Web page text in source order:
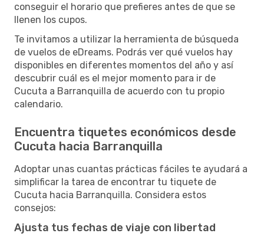
conseguir el horario que prefieres antes de que se
llenen los cupos.
Te invitamos a utilizar la herramienta de búsqueda
de vuelos de eDreams. Podrás ver qué vuelos hay
disponibles en diferentes momentos del año y así
descubrir cuál es el mejor momento para ir de
Cucuta a Barranquilla de acuerdo con tu propio
calendario.
Encuentra tiquetes económicos desde
Cucuta hacia Barranquilla
Adoptar unas cuantas prácticas fáciles te ayudará a
simplificar la tarea de encontrar tu tiquete de
Cucuta hacia Barranquilla. Considera estos
consejos:
Ajusta tus fechas de viaje con libertad